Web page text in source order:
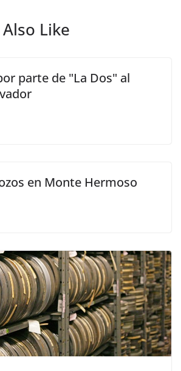
Like
parte de "La Dos" al
en Monte Hermoso